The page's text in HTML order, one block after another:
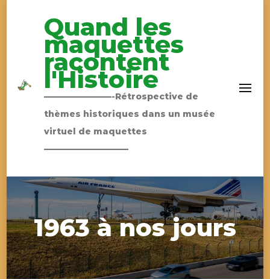
Quand les
maquettes
racontent
l'Histoire
————————-Rétrospective de
thèmes historiques dans un musée
virtuel de maquettes
——————————
1963 à nos jours